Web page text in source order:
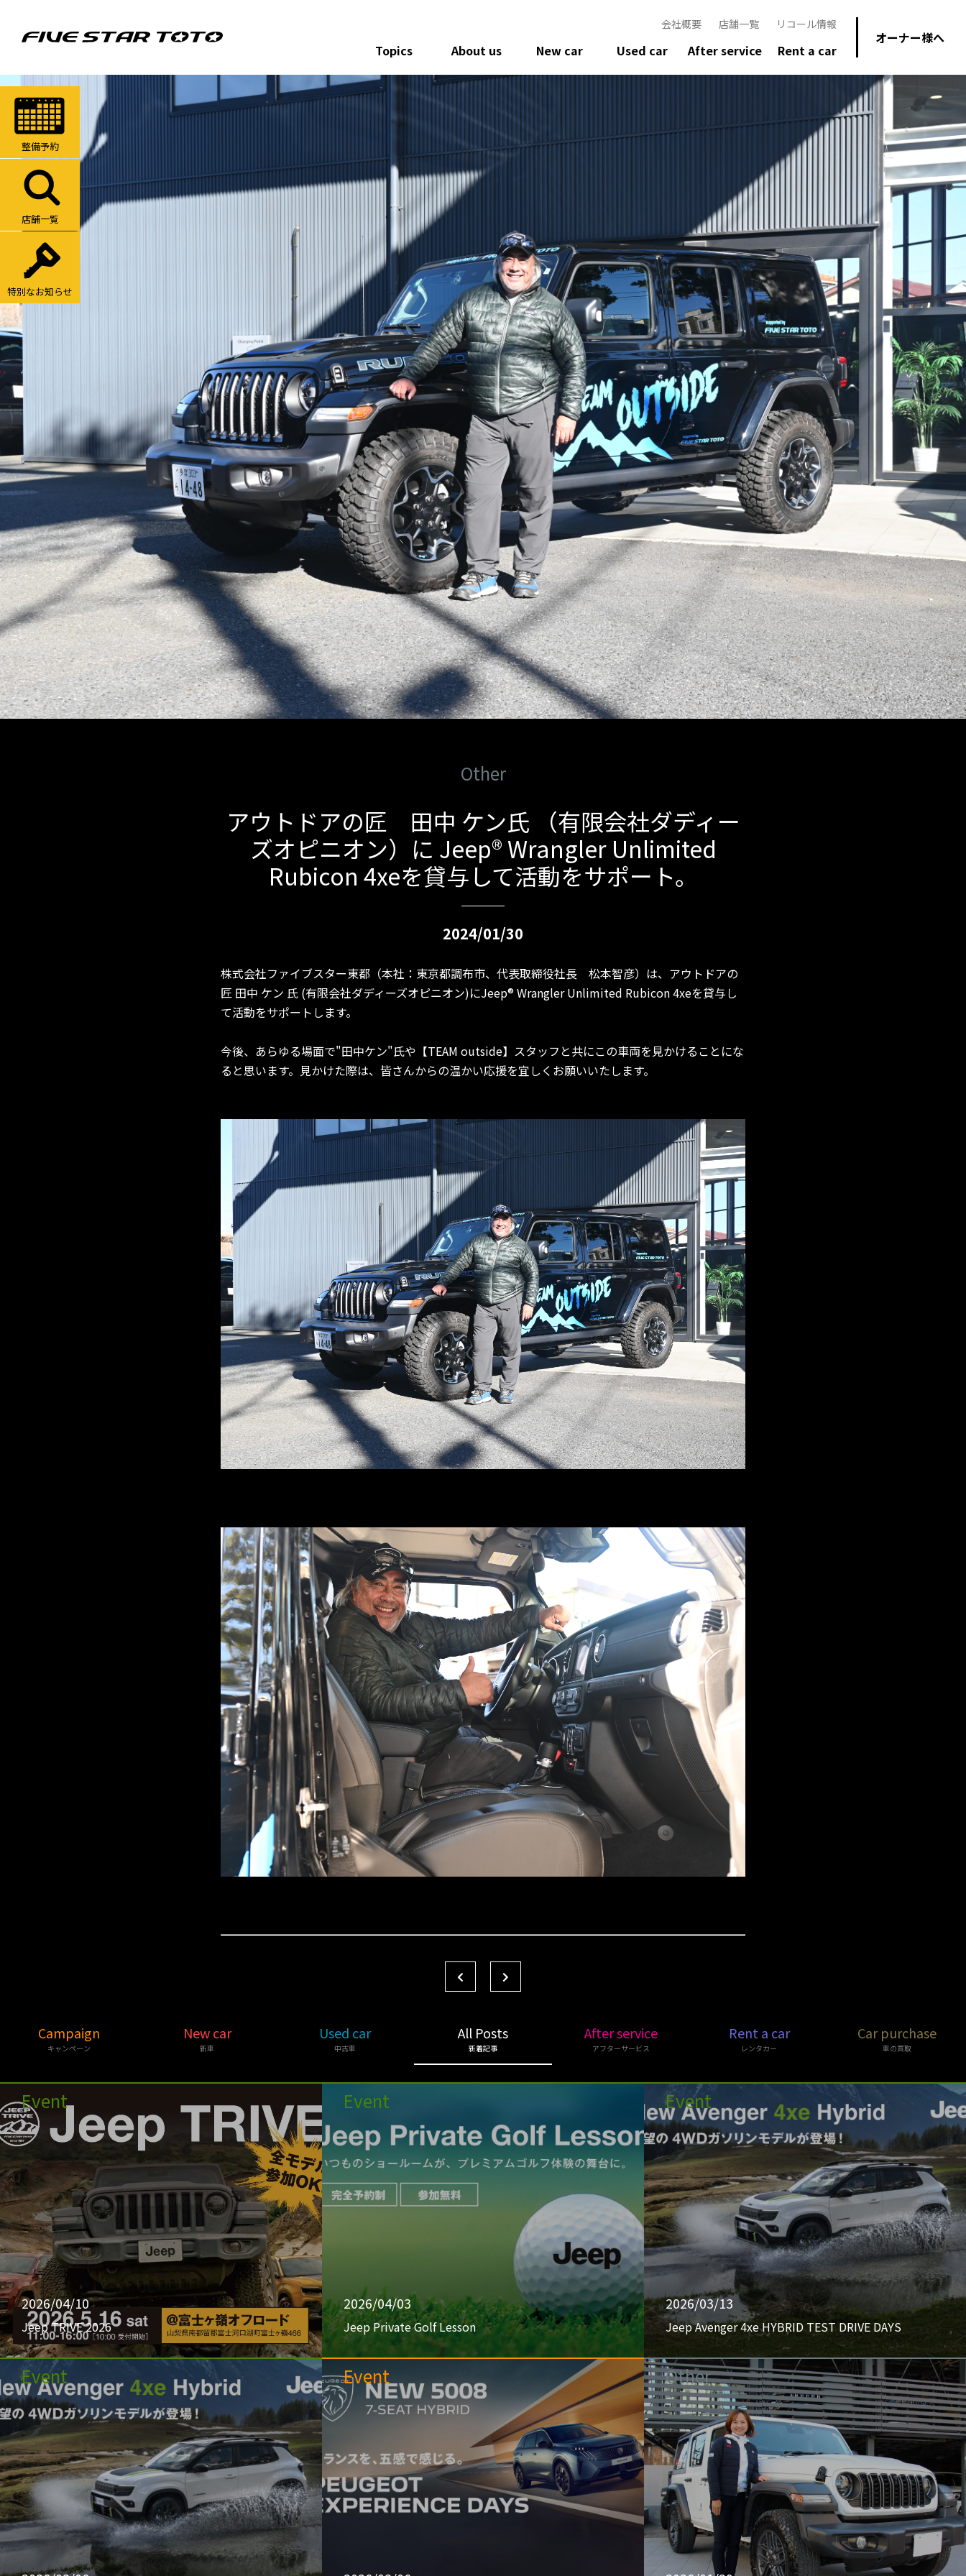
Topics About us New car Used car After service Rent a car
オーナー様へ
会社概要 店舗一覧 リコール情報
整備予約
店舗一覧
特別なお知らせ
Other
アウトドアの匠 田中 ケン氏 （有限会社ダディー
ズオピニオン）に Jeep® Wrangler Unlimited
Rubicon 4xeを貸与して活動をサポート。
2024/01/30
株式会社ファイブスター東都（本社：東京都調布市、代表取締役社長 松本智彦）は、アウトドアの
匠 田中 ケン 氏 (有限会社ダディーズオピニオン)にJeep® Wrangler Unlimited Rubicon 4xeを貸与し
て活動をサポートします。
今後、あらゆる場面で"田中ケン"氏や【TEAM outside】スタッフと共にこの車両を見かけることにな
ると思います。見かけた際は、皆さんからの温かい応援を宜しくお願いいたします。
Campaign
キャンペーン
New car
新車
Used car
中古車
All Posts
新着記事
After service
アフターサービス
Rent a car
レンタカー
Car purchase
車の買取
Event
2026/04/10
Jeep TRIVE 2026
Event
2026/04/03
Jeep Private Golf Lesson
Event
2026/03/13
Jeep Avenger 4xe HYBRID TEST DRIVE DAYS
Event Event Other